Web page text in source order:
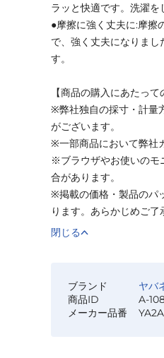
ラッと快適です。洗濯を
●摩擦に強く丈夫に:摩擦
で、強く丈夫になりま
す。
【商品の購入にあたって
※弊社独自の採寸・計量
がございます。
※一部商品において弊社
※ブラウザやお使いのモ
合があります。
※掲載の価格・製品のパ
ります。あらかじめご了
閉じる
ブランド
ヤバ
商品ID
A-
メーカー品番